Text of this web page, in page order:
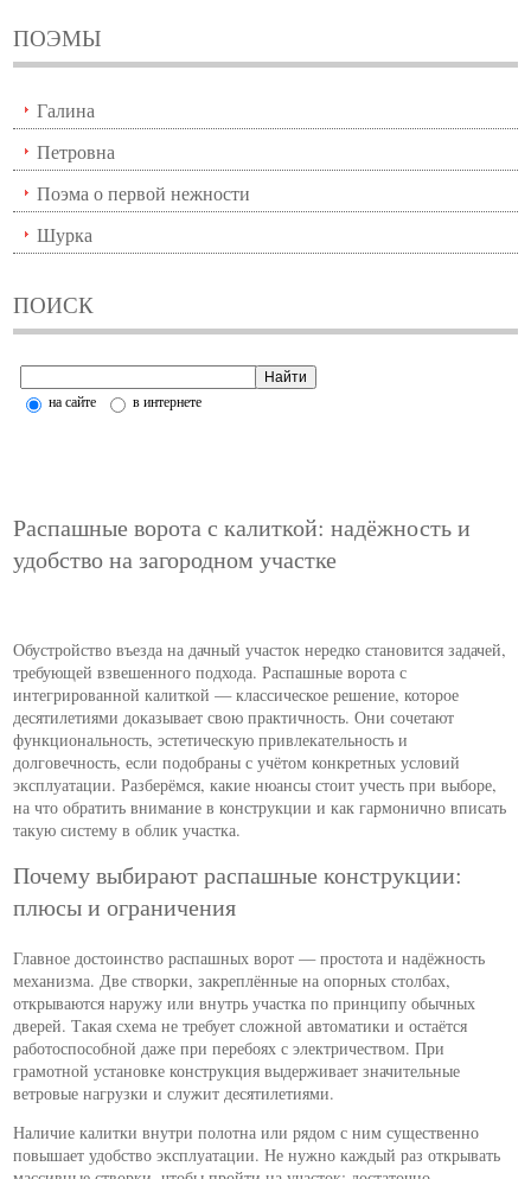
ПОЭМЫ
Галина
Петровна
Поэма о первой нежности
Шурка
ПОИСК
на сайте в интернете
Распашные ворота с калиткой: надёжность и
удобство на загородном участке
Обустройство въезда на дачный участок нередко становится задачей,
требующей взвешенного подхода. Распашные ворота с
интегрированной калиткой — классическое решение, которое
десятилетиями доказывает свою практичность. Они сочетают
функциональность, эстетическую привлекательность и
долговечность, если подобраны с учётом конкретных условий
эксплуатации. Разберёмся, какие нюансы стоит учесть при выборе,
на что обратить внимание в конструкции и как гармонично вписать
такую систему в облик участка.
Почему выбирают распашные конструкции:
плюсы и ограничения
Главное достоинство распашных ворот — простота и надёжность
механизма. Две створки, закреплённые на опорных столбах,
открываются наружу или внутрь участка по принципу обычных
дверей. Такая схема не требует сложной автоматики и остаётся
работоспособной даже при перебоях с электричеством. При
грамотной установке конструкция выдерживает значительные
ветровые нагрузки и служит десятилетиями.
Наличие калитки внутри полотна или рядом с ним существенно
повышает удобство эксплуатации. Не нужно каждый раз открывать